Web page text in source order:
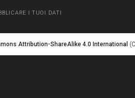
I TUOI DATI
Attribution-ShareAlike 4.0 International